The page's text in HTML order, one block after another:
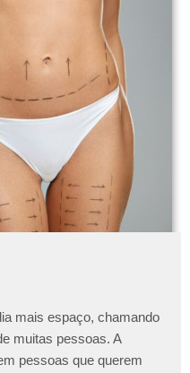
mais espaço, chamando
muitas pessoas. A
pessoas que querem